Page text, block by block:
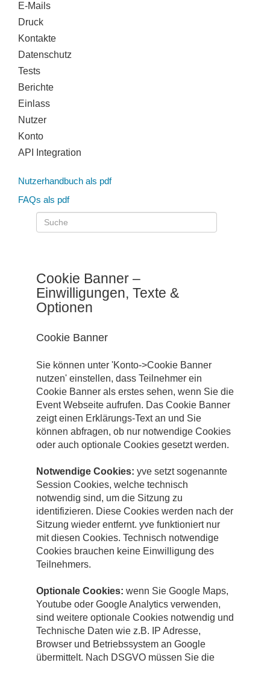
E-Mails
Druck
Kontakte
Datenschutz
Tests
Berichte
Einlass
Nutzer
Konto
API Integration
Nutzerhandbuch als pdf
FAQs als pdf
Cookie Banner –
Einwilligungen, Texte &
Optionen
Cookie Banner
Sie können unter 'Konto->Cookie Banner
nutzen' einstellen, dass Teilnehmer ein
Cookie Banner als erstes sehen, wenn Sie die
Event Webseite aufrufen. Das Cookie Banner
zeigt einen Erklärungs-Text an und Sie
können abfragen, ob nur notwendige Cookies
oder auch optionale Cookies gesetzt werden.
Notwendige Cookies: yve setzt sogenannte
Session Cookies, welche technisch
notwendig sind, um die Sitzung zu
identifizieren. Diese Cookies werden nach der
Sitzung wieder entfernt. yve funktioniert nur
mit diesen Cookies. Technisch notwendige
Cookies brauchen keine Einwilligung des
Teilnehmers.
Optionale Cookies: wenn Sie Google Maps,
Youtube oder Google Analytics verwenden,
sind weitere optionale Cookies notwendig und
Technische Daten wie z.B. IP Adresse,
Browser und Betriebssystem an Google
übermittelt. Nach DSGVO müssen Sie die